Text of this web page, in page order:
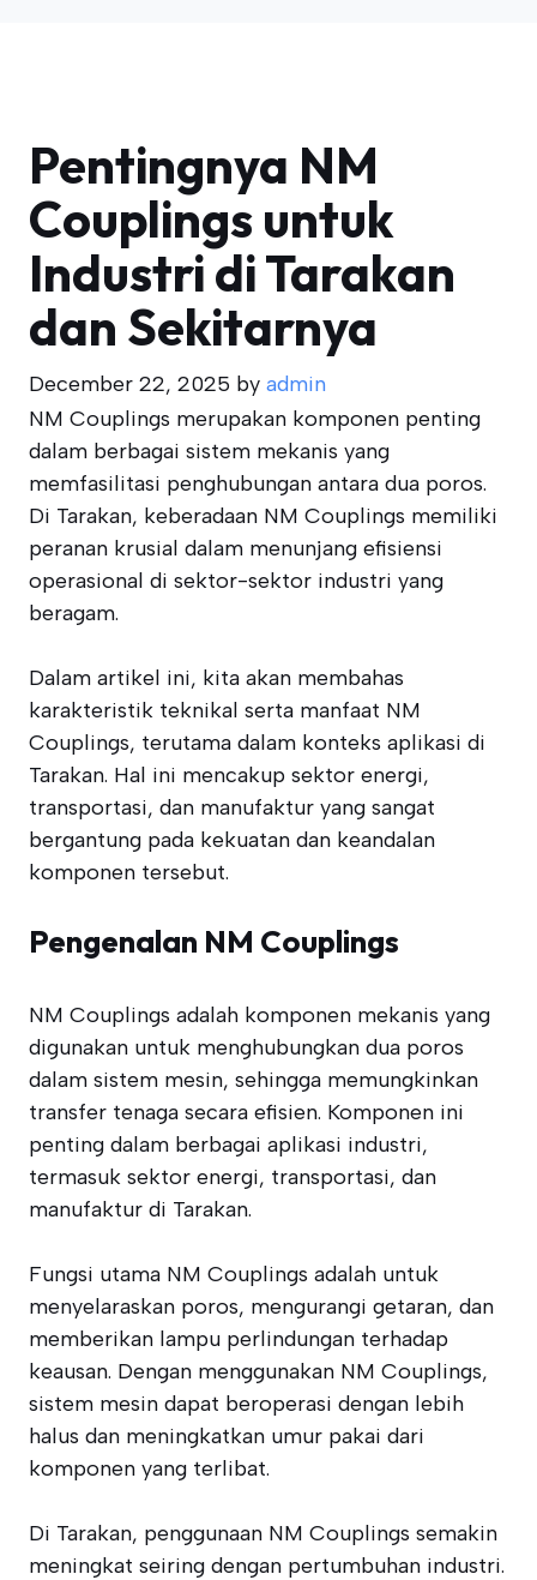
Pentingnya NM
Couplings untuk
Industri di Tarakan
dan Sekitarnya
December 22, 2025 by admin
NM Couplings merupakan komponen penting
dalam berbagai sistem mekanis yang
memfasilitasi penghubungan antara dua poros.
Di Tarakan, keberadaan NM Couplings memiliki
peranan krusial dalam menunjang efisiensi
operasional di sektor-sektor industri yang
beragam.
Dalam artikel ini, kita akan membahas
karakteristik teknikal serta manfaat NM
Couplings, terutama dalam konteks aplikasi di
Tarakan. Hal ini mencakup sektor energi,
transportasi, dan manufaktur yang sangat
bergantung pada kekuatan dan keandalan
komponen tersebut.
Pengenalan NM Couplings
NM Couplings adalah komponen mekanis yang
digunakan untuk menghubungkan dua poros
dalam sistem mesin, sehingga memungkinkan
transfer tenaga secara efisien. Komponen ini
penting dalam berbagai aplikasi industri,
termasuk sektor energi, transportasi, dan
manufaktur di Tarakan.
Fungsi utama NM Couplings adalah untuk
menyelaraskan poros, mengurangi getaran, dan
memberikan lampu perlindungan terhadap
keausan. Dengan menggunakan NM Couplings,
sistem mesin dapat beroperasi dengan lebih
halus dan meningkatkan umur pakai dari
komponen yang terlibat.
Di Tarakan, penggunaan NM Couplings semakin
meningkat seiring dengan pertumbuhan industri.